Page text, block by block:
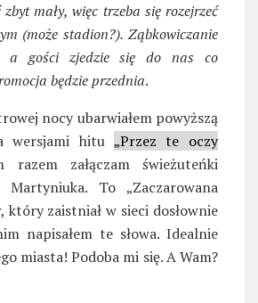
mały, więc trzeba się rozejrzeć
(może stadion?). Ząbkowiczanie
a gości zjedzie się do nas co
będzie przednia.
nocy ubarwiałem powyższą
wersjami hitu „Przez te oczy
załączam świeżuteńki
To „Zaczarowana
który zaistniał w sieci dosłownie
napisałem te słowa. Idealnie
miasta! Podoba mi się. A Wam?